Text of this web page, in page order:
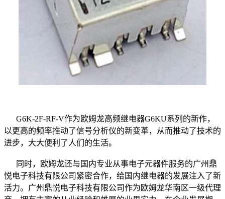
G6K-2F-RF-V作为欧姆龙高频继电器G6KU系列的新作，
以更高的频率推动了信号分析仪的新变革，从而推动了技术的
进步，大大便利了人们的生活。
同时，欧姆龙还与国内专业从事电子元器件服务的广州鼎
悦电子科技有限公司紧密合作，给国内继电器的发展注入了新
活力。广州鼎悦电子科技有限公司作为欧姆龙华南区一级代理